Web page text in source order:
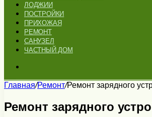
ЛОДЖИИ
ПОСТРОЙКИ
ПРИХОЖАЯ
РЕМОНТ
САНУЗЕЛ
ЧАСТНЫЙ ДОМ
Главная/Ремонт/Ремонт зарядного
Ремонт зарядного